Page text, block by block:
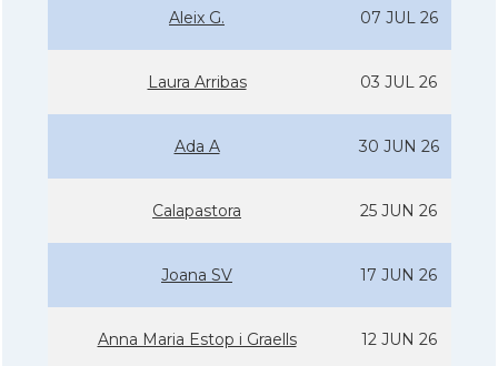
Aleix G. 07 JUL 26
Laura Arribas 03 JUL 26
Ada A 30 JUN 26
Calapastora 25 JUN 26
Joana SV 17 JUN 26
Anna Maria Estop i Graells 12 JUN 26